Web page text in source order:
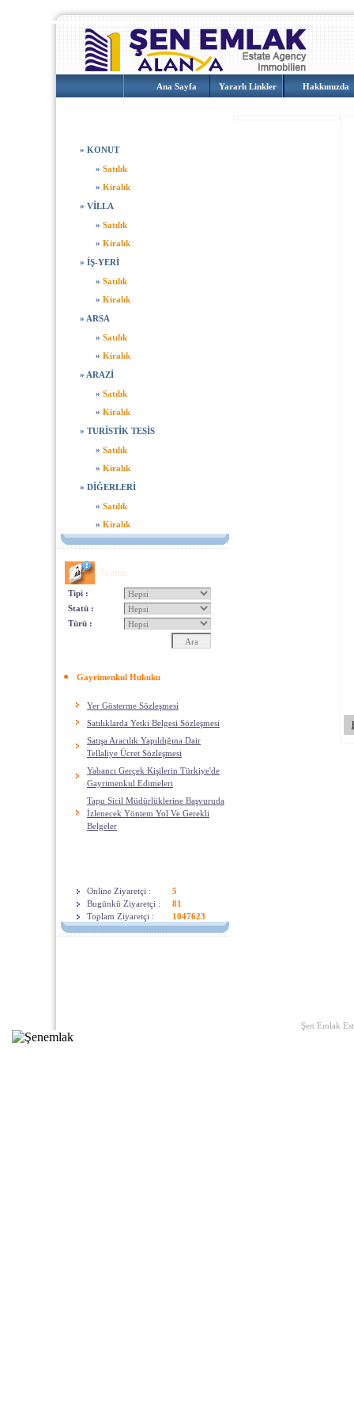
Ana Sayfa Yararlı Linkler Hakkımızda
» KONUT
» Satılık
» Kiralık
» VİLLA
» Satılık
» Kiralık
» İŞ-YERİ
» Satılık
» Kiralık
» ARSA
» Satılık
» Kiralık
» ARAZİ
» Satılık
» Kiralık
» TURİSTİK TESİS
» Satılık
» Kiralık
» DİĞERLERİ
» Satılık
» Kiralık
Arama
Tipi :
Statü :
Türü :
Gayrimenkul Hukuku
Yer Gösterme Sözleşmesi
Satılıklarda Yetki Belgesi Sözleşmesi
Satışa Aracılık Yapıldığına Dair
Tellaliye Ücret Sözleşmesi
Yabancı Gerçek Kişilerin Türkiye'de
Gayrimenkul Edimeleri
Tapu Sicil Müdürlüklerine Başvuruda
İzlenecek Yöntem Yol Ve Gerekli
Belgeler
Online Ziyaretçi :
5
Bugünkü Ziyaretçi :
81
Toplam Ziyaretçi :
1047623
Şen Emlak